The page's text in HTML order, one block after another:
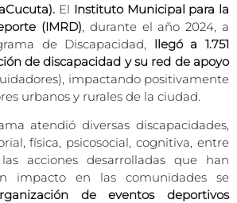
El Instituto Municipal para la
(IMRD), durante el año 2024, a
de Discapacidad, llegó a 1.751
de discapacidad y su red de apoyo
impactando positivamente
urbanos y rurales de la ciudad.
atendió diversas discapacidades,
física, psicosocial, cognitiva, entre
acciones desarrolladas que han
impacto en las comunidades se
de eventos deportivos